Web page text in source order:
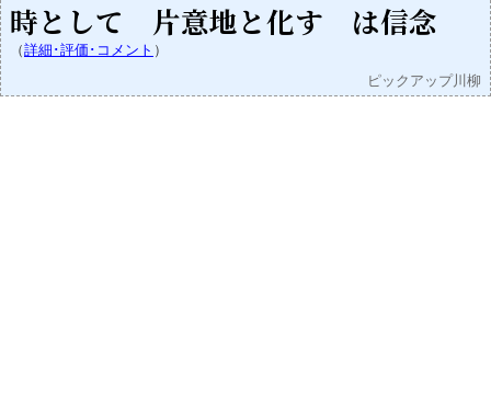
時として 片意地と化す は信念
（詳細･評価･コメント ）
ピックアップ川柳